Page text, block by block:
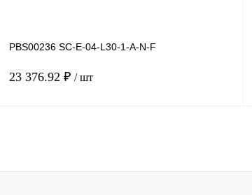
PBS00236 SC-E-04-L30-1-A-N-F
23 376.92 ₽ / шт
Купить в 1 клик Сравнение